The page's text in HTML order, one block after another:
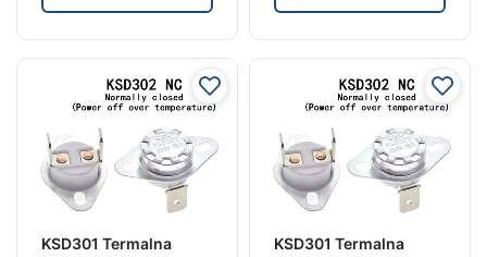
KSD301 Termalna
KSD301 Termalna